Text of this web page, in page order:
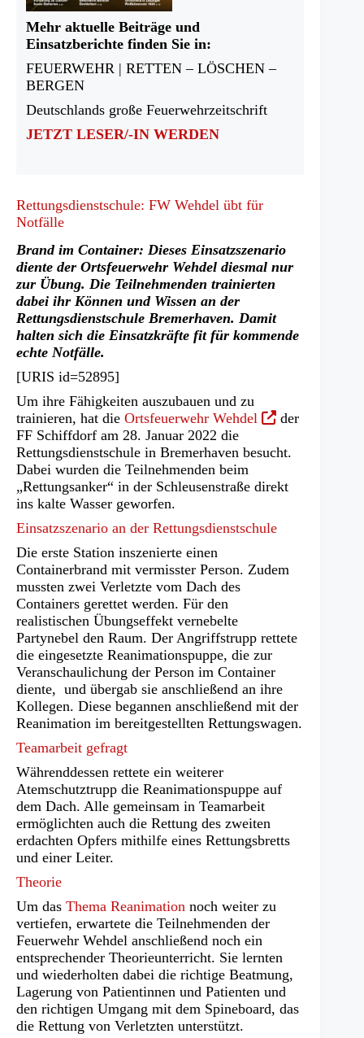
Mehr aktuelle Beiträge und
Einsatzberichte finden Sie in:
FEUERWEHR | RETTEN – LÖSCHEN –
BERGEN
Deutschlands große Feuerwehrzeitschrift
JETZT LESER/-IN WERDEN
Rettungsdienstschule: FW Wehdel übt für
Notfälle
Brand im Container: Dieses Einsatzszenario
diente der Ortsfeuerwehr Wehdel diesmal nur
zur Übung. Die Teilnehmenden trainierten
dabei ihr Können und Wissen an der
Rettungsdienstschule Bremerhaven. Damit
halten sich die Einsatzkräfte fit für kommende
echte Notfälle.
[URIS id=52895]
Um ihre Fähigkeiten auszubauen und zu
trainieren, hat die Ortsfeuerwehr Wehdel (Öffnet
einem
Tab)
der
FF Schiffdorf am 28. Januar 2022 die
Rettungsdienstschule in Bremerhaven besucht.
Dabei wurden die Teilnehmenden beim
„Rettungsanker“ in der Schleusenstraße direkt
ins kalte Wasser geworfen.
Einsatzszenario an der Rettungsdienstschule
Die erste Station inszenierte einen
Containerbrand mit vermisster Person. Zudem
mussten zwei Verletzte vom Dach des
Containers gerettet werden. Für den
realistischen Übungseffekt vernebelte
Partynebel den Raum. Der Angriffstrupp rettete
die eingesetzte Reanimationspuppe, die zur
Veranschaulichung der Person im Container
diente, und übergab sie anschließend an ihre
Kollegen. Diese begannen anschließend mit der
Reanimation im bereitgestellten Rettungswagen.
Teamarbeit gefragt
Währenddessen rettete ein weiterer
Atemschutztrupp die Reanimationspuppe auf
dem Dach. Alle gemeinsam in Teamarbeit
ermöglichten auch die Rettung des zweiten
erdachten Opfers mithilfe eines Rettungsbretts
und einer Leiter.
Theorie
Um das Thema Reanimation noch weiter zu
vertiefen, erwartete die Teilnehmenden der
Feuerwehr Wehdel anschließend noch ein
entsprechender Theorieunterricht. Sie lernten
und wiederholten dabei die richtige Beatmung,
Lagerung von Patientinnen und Patienten und
den richtigen Umgang mit dem Spineboard, das
die Rettung von Verletzten unterstützt.